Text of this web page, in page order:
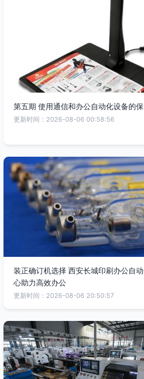
第五期 使用通信和办公自动化设备的
更新时间：2026-08-06 00:58:56
装正确订机选择 西安长城印刷办公自
心助力高效办公
更新时间：2026-08-06 20:50:57